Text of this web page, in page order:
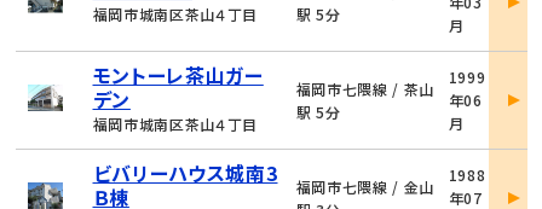
福岡市城南区茶山４丁目
駅 5分
月
詳
モントーレ茶山ガー
デン
福岡市城南区茶山４丁目
福岡市七隈線 / 茶山
駅 5分
1999
年06
月
詳
ビバリーハウス城南3
Ｂ棟
福岡市七隈線 / 金山
1988
年07